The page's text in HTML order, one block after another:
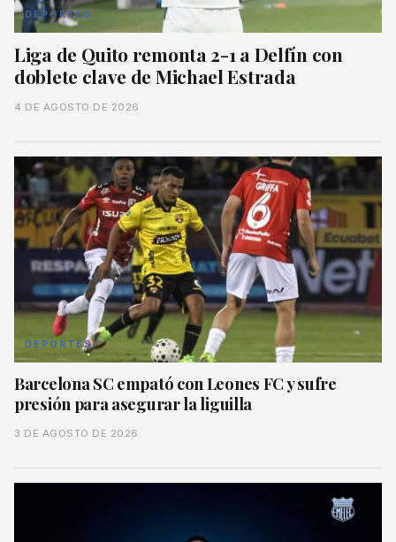
DEPORTES
Liga de Quito remonta 2-1 a Delfín con
doblete clave de Michael Estrada
4 DE AGOSTO DE 2026
DEPORTES
Barcelona SC empató con Leones FC y sufre
presión para asegurar la liguilla
3 DE AGOSTO DE 2026